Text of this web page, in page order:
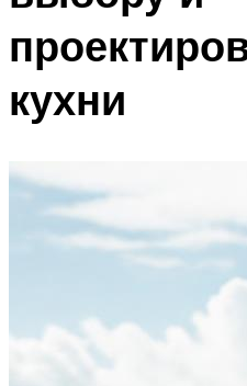
кухни